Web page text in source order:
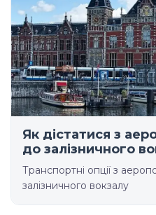
Як дістатися з
до залізничного
Транспортні опції з
залізничного вокзалу